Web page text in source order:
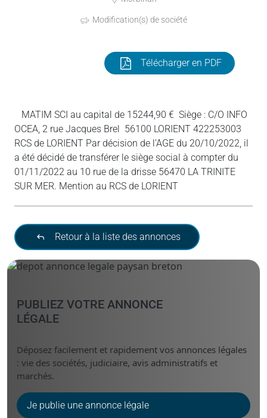
Modification(s) de société
Télécharger en PDF
MATIM SCI au capital de 15244,90 € Siège : C/O INFO
OCEA, 2 rue Jacques Brel 56100 LORIENT 422253003
RCS de LORIENT Par décision de l’AGE du 20/10/2022, il
a été décidé de transférer le siège social à compter du
01/11/2022 au 10 rue de la drisse 56470 LA TRINITE
SUR MER. Mention au RCS de LORIENT
Retour à la liste des annonces
PUBLIEZ VOTRE ANNONCE
LÉGALE
Déposez facilement et rapidement vos annonces légales
: vie des sociétés, judiciaire, avis administratifs et
marchés.
Je publie une annonce légale